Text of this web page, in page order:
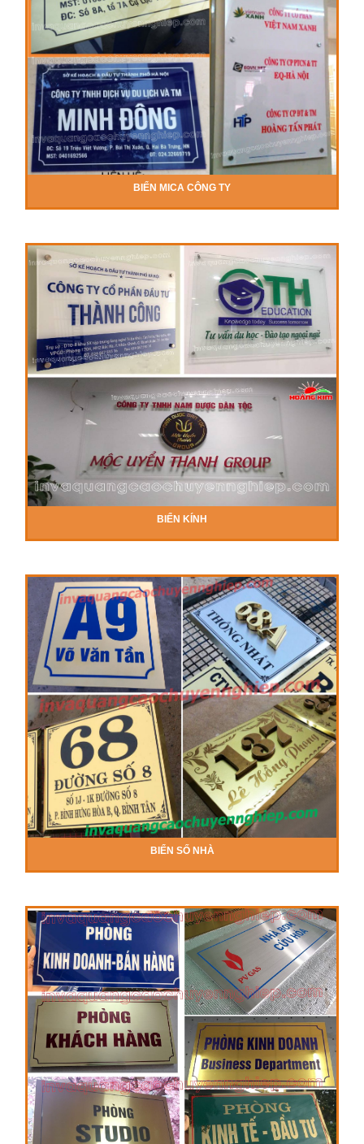
BIỂN MICA CÔNG TY
BIỂN KÍNH
BIỂN SỐ NHÀ